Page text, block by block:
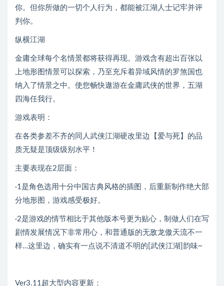
你。但你所做的一切个人行为，都能被江湖人士记牢并评
判你。
纵横江湖
金庸全球每个名情景都将获得再现。游戏含有超出百张以
上地形图情景可以探索，乃至充斥着异域风情的罗煞国也
纳入了情景之中。使您畅快遨游在金庸武侠的世界，五湖
四海任我行。
游戏表明：
在各类参差不齐的同人武侠江湖硬改里边【爱与死】的品
质无疑是顶级级别水平！
主要表现在2层面：
·1是角色选用十分中国古典风格的插图，后重新制作绝大部
分地形图，游戏感受极好。
·2是游戏的情节相比于其他版本号更为贴心，制做人们在写
剧情发展情况下非常用心，和普通版的无敌龙傲天流不一
样…这里边，确实有一点说不清道不明的[武侠江湖]韵味~
Ver3.11超大型内容更新：